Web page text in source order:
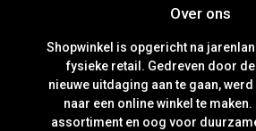
Over ons
Shopwinkel is opgericht na
fysieke retail. Gedreven door
nieuwe uitdaging aan te gaan,
naar een online winkel te maken.
assortiment en oog voor